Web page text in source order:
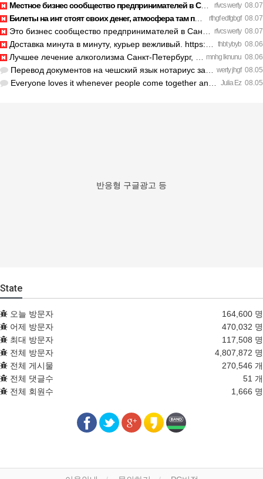
rfvcs werty 08.07
Местное бизнес сообщество предпринимателей в Санкт-Петербург…
rthgf edfgbgf 08.07
Билеты на инт стоят своих денег, атмосфера там просто непере…
rfvcs werty 08.07
Это бизнес сообщество предпринимателей в Санкт-Петербурге эк…
thbt ybyb 08.06
Доставка минута в минуту, курьер вежливый. https://legaldir.…
mnhg lknunu 08.06
Лучшее лечение алкоголизма Санкт-Петербург, специалисты букв…
werty jhgf 08.05
Перевод документов на чешский язык нотариус заверил с первог…
Julia Ez 08.05
Everyone loves it whenever people come together and share op…
반응형 구글광고 등
State
오늘 방문자
164,600 명
어제 방문자
470,032 명
최대 방문자
117,508 명
전체 방문자
4,807,872 명
전체 게시물
270,546 개
전체 댓글수
51 개
전체 회원수
1,666 명